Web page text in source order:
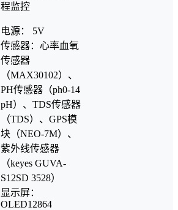
程监控
电源： 5V
传感器：心率血氧
传感器
（MAX30102）、
PH传感器（ph0-14
pH）、TDS传感器
（TDS）、GPS模
块（NEO-7M）、
紫外线传感器
（keyes GUVA-
S12SD 3528）
显示屏：
OLED12864